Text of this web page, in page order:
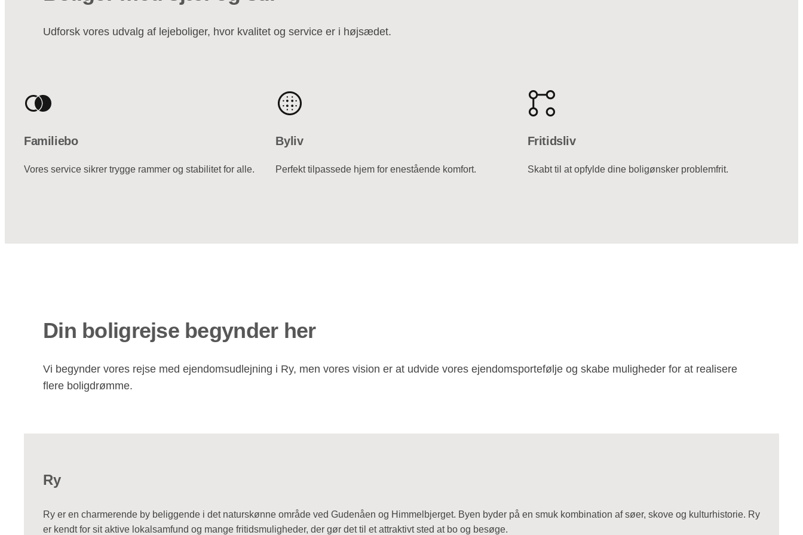
Udforsk vores udvalg af lejeboliger, hvor kvalitet og service er i højsædet.
Familiebo
Vores service sikrer trygge rammer og stabilitet for alle.
Byliv
Perfekt tilpassede hjem for enestående komfort.
Fritidsliv
Skabt til at opfylde dine boligønsker problemfrit.
Din boligrejse begynder her
Vi begynder vores rejse med ejendomsudlejning i Ry, men vores vision er at udvide vores ejendomsportefølje og skabe muligheder for at realisere
flere boligdrømme.
Ry
Ry er en charmerende by beliggende i det naturskønne område ved Gudenåen og Himmelbjerget. Byen byder på en smuk kombination af søer, skove og kulturhistorie. Ry
er kendt for sit aktive lokalsamfund og mange fritidsmuligheder, der gør det til et attraktivt sted at bo og besøge.